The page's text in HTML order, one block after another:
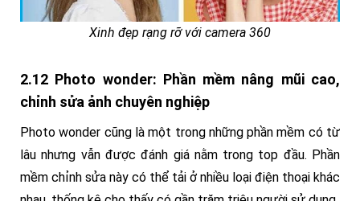
Xinh đẹp rạng rỡ với camera 360
2.12 Photo wonder: Phần mềm nâng mũi cao,
chỉnh sửa ảnh chuyên nghiệp
Photo wonder cũng là một trong những phần mềm có từ
lâu nhưng vẫn được đánh giá nằm trong top đầu. Phần
mềm chỉnh sửa này có thể tải ở nhiều loại điện thoại khác